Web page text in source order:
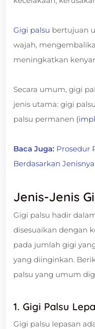
Gigi palsu bertujuan
wajah,
meningkatkan
Secara umum, gigi
jenis utama: gigi
palsu permanen
Baca Juga: Prosedur
Berdasarkan Jenisnya
Jenis-Jenis
Gigi palsu hadir
disesuaikan dengan
pada jumlah gigi
yang diinginkan.
palsu yang umum
1. Gigi Palsu
Gigi palsu lepasan